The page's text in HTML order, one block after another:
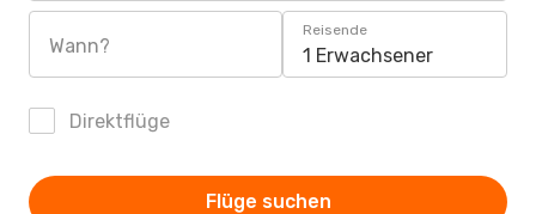
Wann?
Reisende
1 Erwachsener
Direktflüge
Flüge suchen